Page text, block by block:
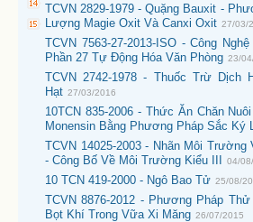
TCVN 2829-1979 - Quặng Bauxit -
Lượng Magie Oxit Và Canxi Oxit 27/03/
TCVN 7563-27-2013-ISO - Công
Phần 27 Tự Động Hóa Văn Phòng 23/
TCVN 2742-1978 - Thuốc Trừ Dịch
Hạt 27/03/2016
10TCN 835-2006 - Thức Ăn Chăn
Monensin Bằng Phương Pháp Sắc Ký
TCVN 14025-2003 - Nhãn Môi
- Công Bố Về Môi Trường Kiểu III
04/
10 TCN 419-2000 - Ngô Bao Tử 25/08/
TCVN 8876-2012 - Phương Pháp
Bọt Khí Trong Vữa Xi Măng 26/07/2015